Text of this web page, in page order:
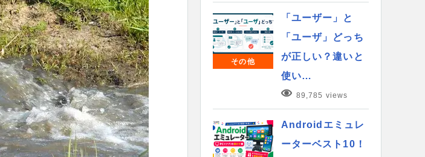
その他
「ユーザー」と
「ユーザ」どっち
が正しい？違いと
使い…
89,785 views
Androidエミュレ
ーターベスト10！